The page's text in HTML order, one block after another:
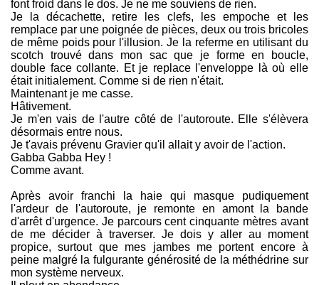
font froid dans le dos. Je ne me souviens de rien.
Je la décachette, retire les clefs, les empoche et les
remplace par une poignée de pièces, deux ou trois bricoles
de même poids pour l'illusion. Je la referme en utilisant du
scotch trouvé dans mon sac que je forme en boucle,
double face collante. Et je replace l'enveloppe là où elle
était initialement. Comme si de rien n'était.
Maintenant je me casse.
Hâtivement.
Je m'en vais de l'autre côté de l'autoroute. Elle s'élèvera
désormais entre nous.
Je t'avais prévenu Gravier qu'il allait y avoir de l'action.
Gabba Gabba Hey !
Comme avant.
Après avoir franchi la haie qui masque pudiquement
l'ardeur de l'autoroute, je remonte en amont la bande
d'arrêt d'urgence. Je parcours cent cinquante mètres avant
de me décider à traverser. Je dois y aller au moment
propice, surtout que mes jambes me portent encore à
peine malgré la fulgurante générosité de la méthédrine sur
mon système nerveux.